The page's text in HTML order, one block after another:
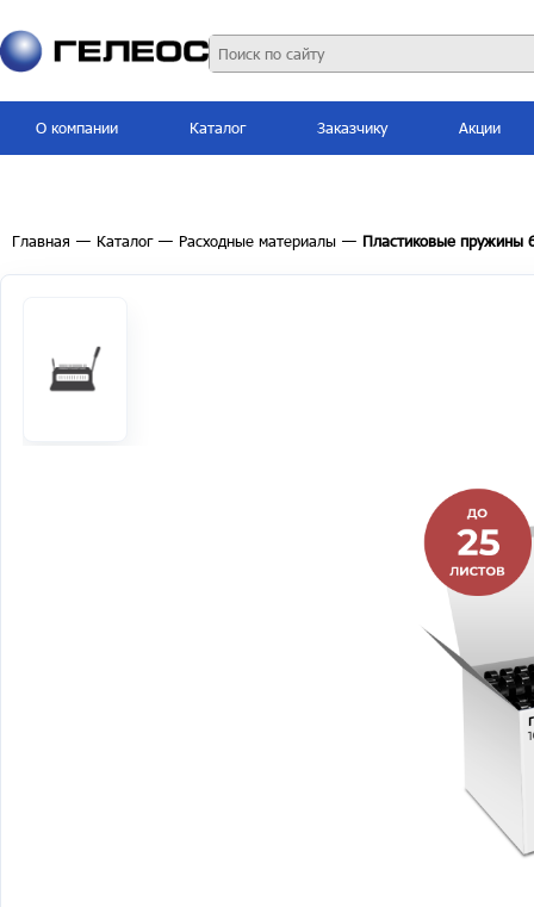
О компании Каталог Заказчику Акции
Главная — Каталог — Расходные материалы — Пластиковые пружины